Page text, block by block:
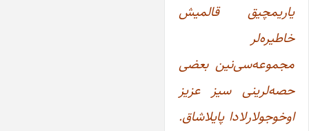
یاریمچیق قالمیش
خاطیره‌لر
مجموعه‌سی‌نین بعضی
حصه‌لرینی سیز عزیز
اوخوجولارلادا پایلاشاق.